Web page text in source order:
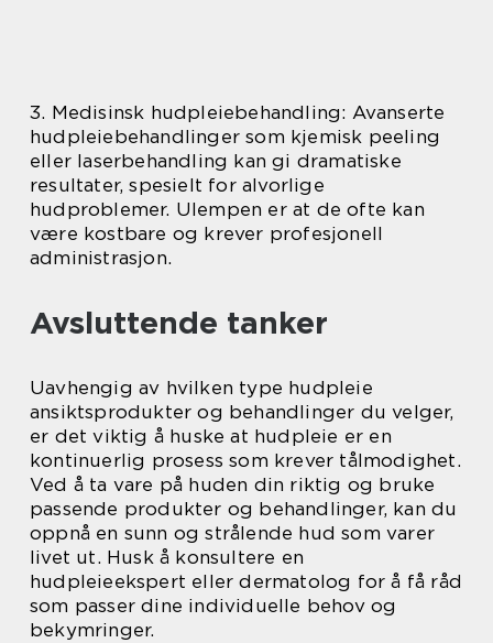
3. Medisinsk hudpleiebehandling: Avanserte
hudpleiebehandlinger som kjemisk peeling
eller laserbehandling kan gi dramatiske
resultater, spesielt for alvorlige
hudproblemer. Ulempen er at de ofte kan
være kostbare og krever profesjonell
administrasjon.
Avsluttende tanker
Uavhengig av hvilken type hudpleie
ansiktsprodukter og behandlinger du velger,
er det viktig å huske at hudpleie er en
kontinuerlig prosess som krever tålmodighet.
Ved å ta vare på huden din riktig og bruke
passende produkter og behandlinger, kan du
oppnå en sunn og strålende hud som varer
livet ut. Husk å konsultere en
hudpleieekspert eller dermatolog for å få råd
som passer dine individuelle behov og
bekymringer.